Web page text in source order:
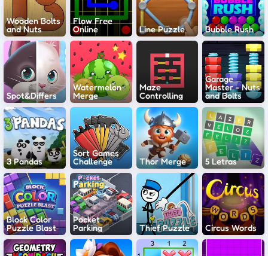
Wooden Bolts
and Nuts
Flow Free
Online
Line Puzzle Bubble Rush
Spot&Differs
Watermelon
Merge
Maze
Controlling
Garage
Master - Nuts
and Bolts
3 Pandas
Sort Games
Challenge
Thor Merge 5 Letras
Block Color
Puzzle Blast
Pocket
Parking
Thief Puzzle Circus Words